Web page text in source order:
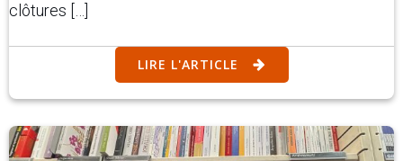
clôtures […]
LIRE L'ARTICLE